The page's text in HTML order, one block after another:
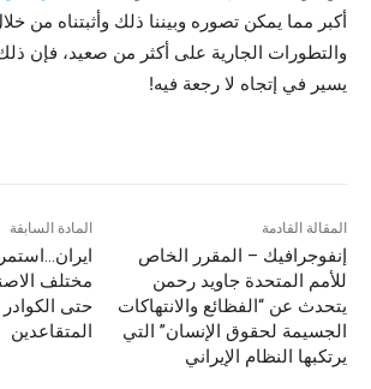
أکبر مما يمکن تصوره وبيننا ذلك وأثبتناه من
والتطورات الجارية على أکثر من صعيد، فإن
يسير في إتجاه لا رجعة فيه!
المادة السابقة
مختلف
حتى
المتقاعدين
المقالة القادمة
إنفوجرافيك – المقرر الخاص
للأمم المتحدة جاويد رحمن
يتحدث عن “الفظائع والانتهاكات
الجسيمة لحقوق الإنسان” التي
يرتكبها النظام الإيراني